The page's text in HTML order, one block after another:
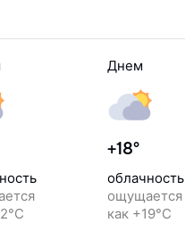
Днем
+18°
облачность
ощущается
как +19°C